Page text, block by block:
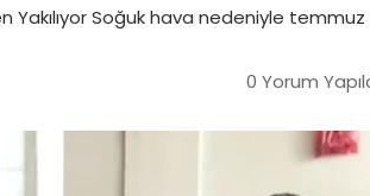
Yakılıyor Soğuk hava nedeniyle temmuz
0 Yorum